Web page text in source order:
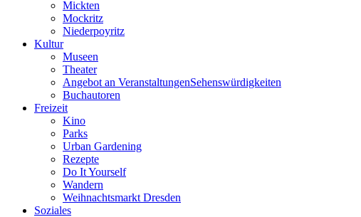
Mickten
Mockritz
Niederpoyritz
Kultur
Museen
Theater
Angebot an VeranstaltungenSehenswürdigkeiten
Buchautoren
Freizeit
Kino
Parks
Urban Gardening
Rezepte
Do It Yourself
Wandern
Weihnachtsmarkt Dresden
Soziales